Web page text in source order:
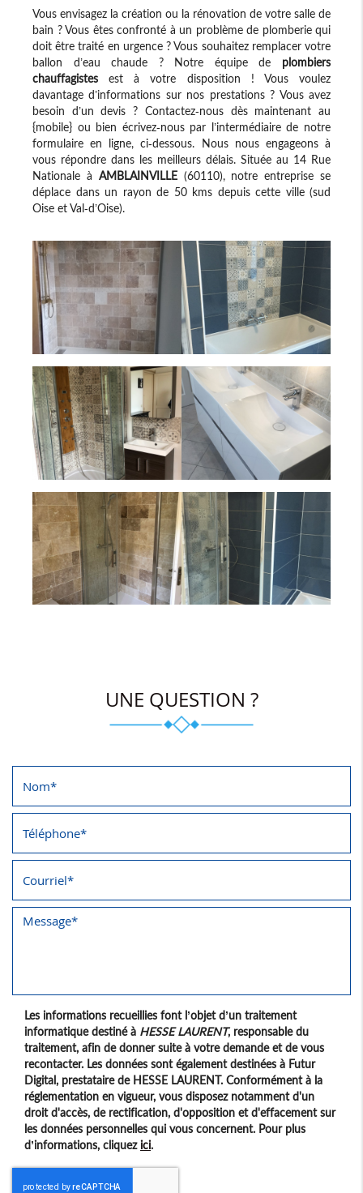
Vous envisagez la création ou la rénovation de votre salle de
bain ? Vous êtes confronté à un problème de plomberie qui
doit être traité en urgence ? Vous souhaitez remplacer votre
ballon d’eau chaude ? Notre équipe de plombiers
chauffagistes est à votre disposition ! Vous voulez
davantage d’informations sur nos prestations ? Vous avez
besoin d’un devis ? Contactez-nous dès maintenant au
{mobile} ou bien écrivez-nous par l’intermédiaire de notre
formulaire en ligne, ci-dessous. Nous nous engageons à
vous répondre dans les meilleurs délais. Située au 14 Rue
Nationale à AMBLAINVILLE(60110), notre entreprise se
déplace dans un rayon de 50 kms depuis cette ville (sud
Oise et Val-d’Oise).
UNE QUESTION ?
Les informations recueillies font l’objet d’un traitement
informatique destiné à HESSE LAURENT, responsable du
traitement, afin de donner suite à votre demande et de vous
recontacter. Les données sont également destinées à Futur
Digital, prestataire de HESSE LAURENT. Conformément à la
réglementation en vigueur, vous disposez notamment d'un
droit d'accès, de rectification, d'opposition et d'effacement sur
les données personnelles qui vous concernent. Pour plus
d’informations, cliquezici.